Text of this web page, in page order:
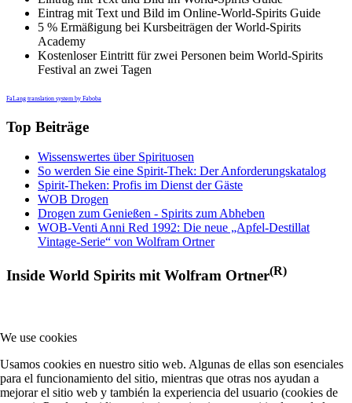
Eintrag mit Text und Bild im Online-World-Spirits Guide
5 % Ermäßigung bei Kursbeiträgen der World-Spirits
Academy
Kostenloser Eintritt für zwei Personen beim World-Spirits
Festival an zwei Tagen
FaLang translation system by Faboba
Top Beiträge
Wissenswertes über Spirituosen
So werden Sie eine Spirit-Thek: Der Anforderungskatalog
Spirit-Theken: Profis im Dienst der Gäste
WOB Drogen
Drogen zum Genießen - Spirits zum Abheben
WOB-Venti Anni Red 1992: Die neue „Apfel-Destillat
Vintage-Serie“ von Wolfram Ortner
Inside World Spirits mit Wolfram Ortner(R)
We use cookies
Usamos cookies en nuestro sitio web. Algunas de ellas son esenciales
para el funcionamiento del sitio, mientras que otras nos ayudan a
mejorar el sitio web y también la experiencia del usuario (cookies de